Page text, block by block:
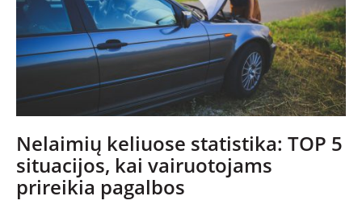
NAUJI
NAUDOTI
REPORTAŽAI
SPORTAS
PATARIMAI
Nelaimių keliuose statistika: TOP 5
situacijos, kai vairuotojams
prireikia pagalbos